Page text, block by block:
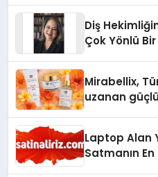
Diş
Çok Yönlü
Mirabellix,
uzanan
Laptop Alan
Satmanın